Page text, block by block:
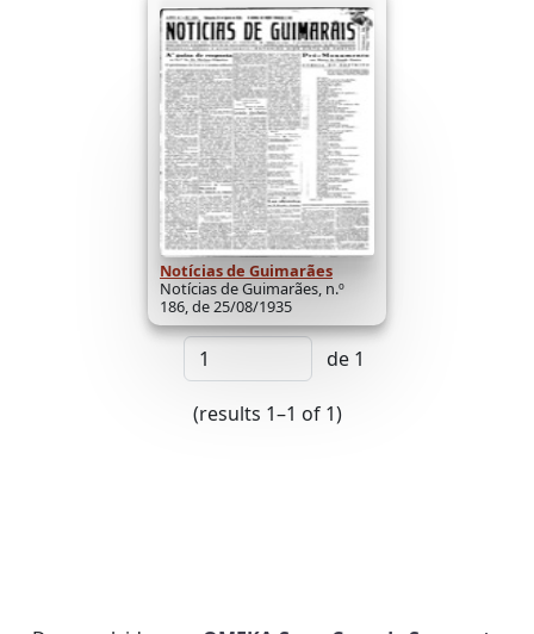
Notícias de Guimarães
Notícias de Guimarães, n.º
186, de 25/08/1935
de 1
(results 1–1 of 1)